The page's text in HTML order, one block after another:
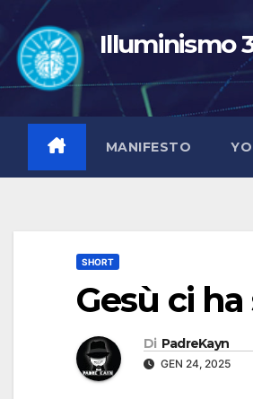
contenuto
Illuminismo
MANIFESTO
SHORT
Gesù ci
Di PadreKayn
GEN 24, 2025